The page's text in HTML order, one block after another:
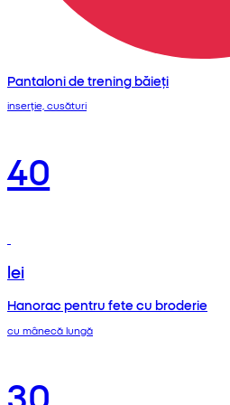
Pantaloni de trening băieți
inserție, cusături
40
lei
Hanorac pentru fete cu broderie
cu mânecă lungă
30